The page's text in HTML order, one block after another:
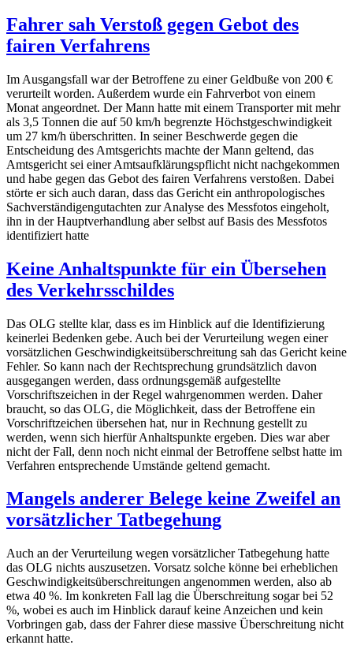
Fahrer sah Verstoß gegen Gebot des
fairen Verfahrens
Im Ausgangsfall war der Betroffene zu einer Geldbuße von 200 €
verurteilt worden. Außerdem wurde ein Fahrverbot von einem
Monat angeordnet. Der Mann hatte mit einem Transporter mit mehr
als 3,5 Tonnen die auf 50 km/h begrenzte Höchstgeschwindigkeit
um 27 km/h überschritten. In seiner Beschwerde gegen die
Entscheidung des Amtsgerichts machte der Mann geltend, das
Amtsgericht sei einer Amtsaufklärungspflicht nicht nachgekommen
und habe gegen das Gebot des fairen Verfahrens verstoßen. Dabei
störte er sich auch daran, dass das Gericht ein anthropologisches
Sachverständigengutachten zur Analyse des Messfotos eingeholt,
ihn in der Hauptverhandlung aber selbst auf Basis des Messfotos
identifiziert hatte
Keine Anhaltspunkte für ein Übersehen
des Verkehrsschildes
Das OLG stellte klar, dass es im Hinblick auf die Identifizierung
keinerlei Bedenken gebe. Auch bei der Verurteilung wegen einer
vorsätzlichen Geschwindigkeitsüberschreitung sah das Gericht keine
Fehler. So kann nach der Rechtsprechung grundsätzlich davon
ausgegangen werden, dass ordnungsgemäß aufgestellte
Vorschriftszeichen in der Regel wahrgenommen werden. Daher
braucht, so das OLG, die Möglichkeit, dass der Betroffene ein
Vorschriftzeichen übersehen hat, nur in Rechnung gestellt zu
werden, wenn sich hierfür Anhaltspunkte ergeben. Dies war aber
nicht der Fall, denn noch nicht einmal der Betroffene selbst hatte im
Verfahren entsprechende Umstände geltend gemacht.
Mangels anderer Belege keine Zweifel an
vorsätzlicher Tatbegehung
Auch an der Verurteilung wegen vorsätzlicher Tatbegehung hatte
das OLG nichts auszusetzen. Vorsatz solche könne bei erheblichen
Geschwindigkeitsüberschreitungen angenommen werden, also ab
etwa 40 %. Im konkreten Fall lag die Überschreitung sogar bei 52
%, wobei es auch im Hinblick darauf keine Anzeichen und kein
Vorbringen gab, dass der Fahrer diese massive Überschreitung nicht
erkannt hatte.